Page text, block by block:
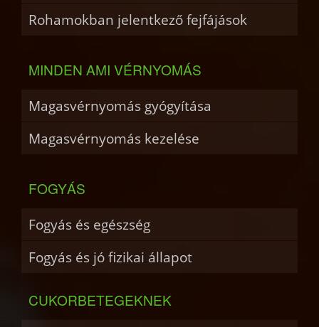
Rohamokban jelentkező fejfájások
MINDEN AMI VÉRNYOMÁS
Magasvérnyomás gyógyítása
Magasvérnyomás kezelése
FOGYÁS
Fogyás és egészség
Fogyás és jó fizikai állapot
CUKORBETEGEKNEK